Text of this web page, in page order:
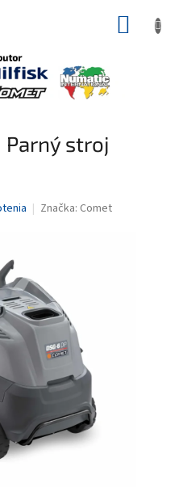
Parný stroj
Značka: Comet